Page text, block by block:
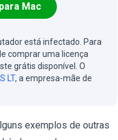
Mac
está infectado. Para
comprar uma licença
grátis disponível. O
LT, a empresa-mãe de
exemplos de outras